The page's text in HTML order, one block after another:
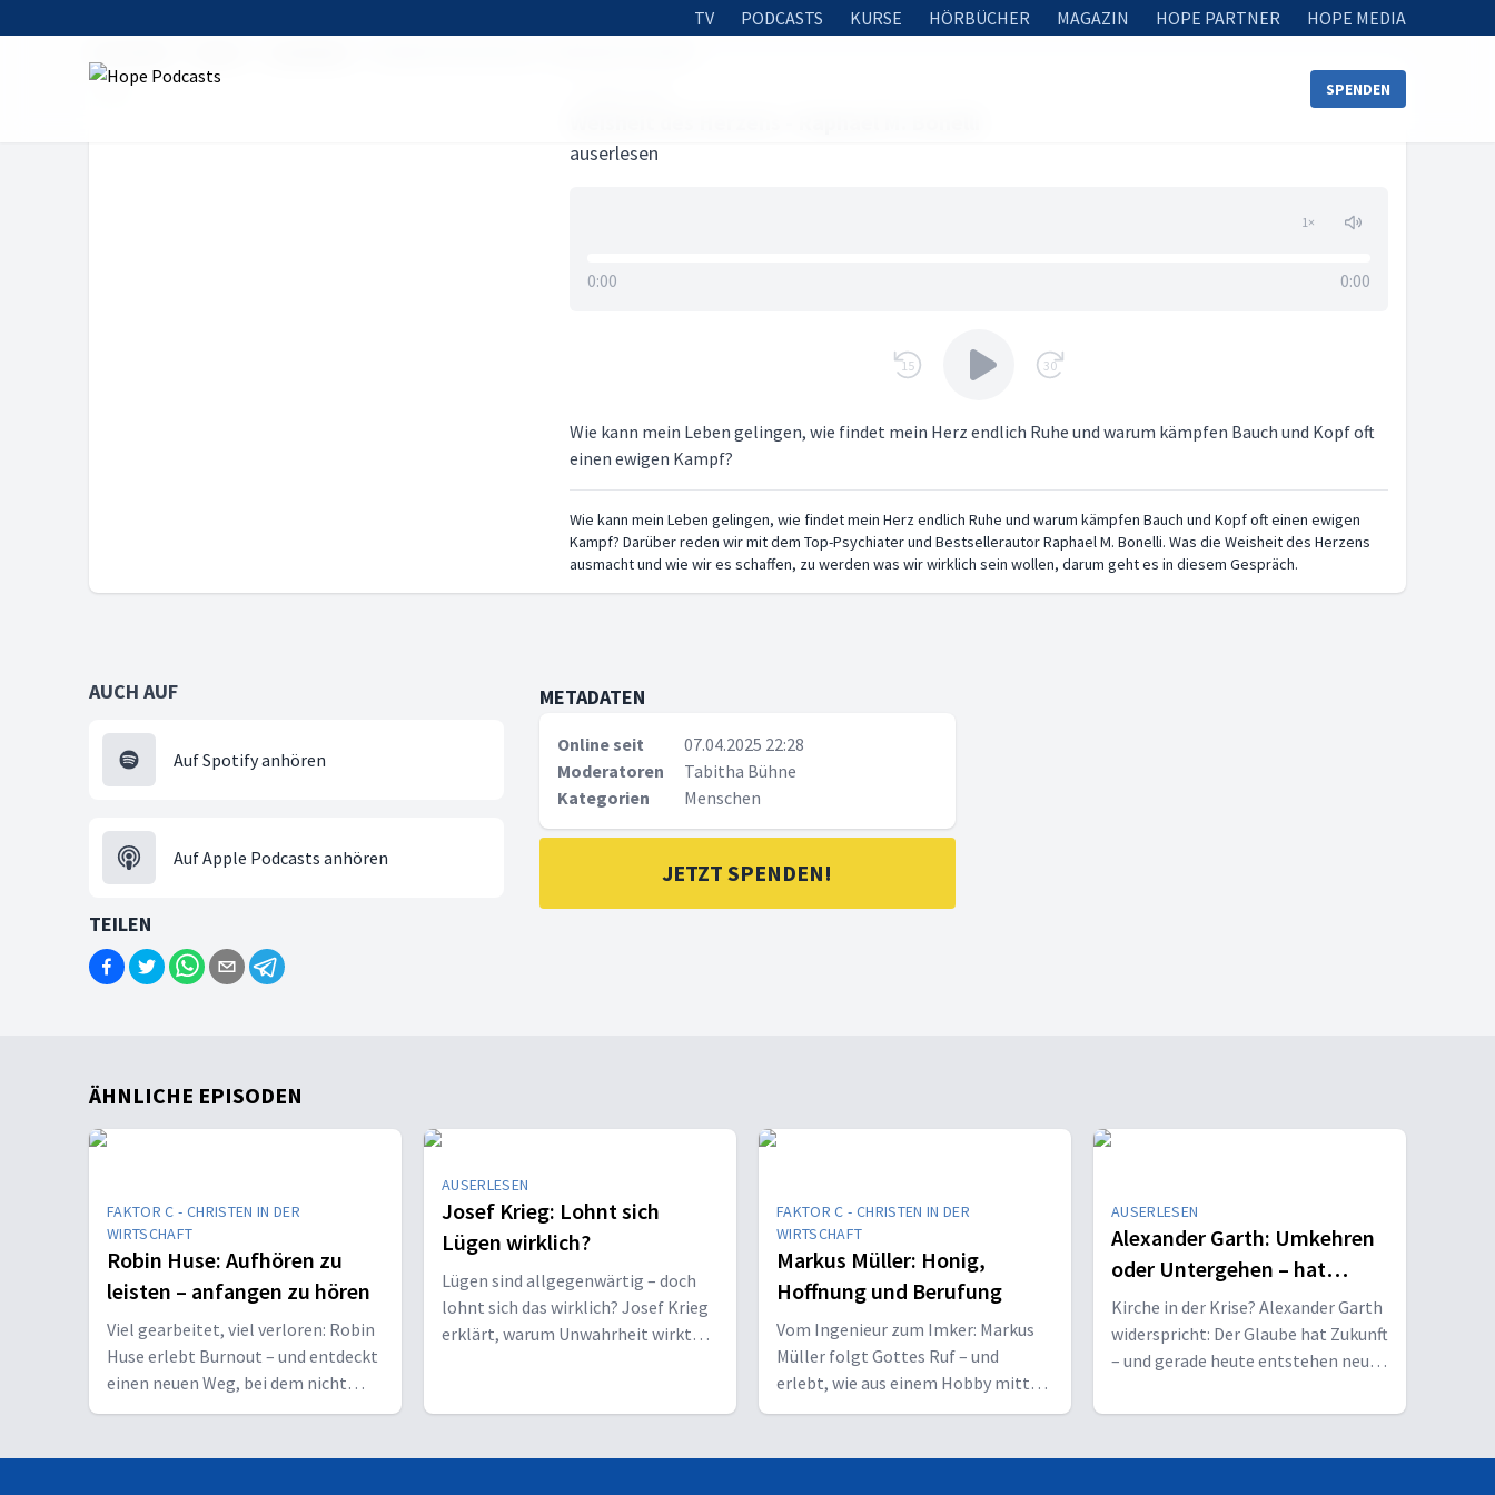
TV PODCASTS KURSE HÖRBÜCHER MAGAZIN HOPE PARTNER HOPE MEDIA
SPENDEN
auserlesen
1×
0:00 0:00
15 30
Wie kann mein Leben gelingen, wie findet mein Herz endlich Ruhe und warum kämpfen Bauch und Kopf oft
einen ewigen Kampf?
Wie kann mein Leben gelingen, wie findet mein Herz endlich Ruhe und warum kämpfen Bauch und Kopf oft einen ewigen
Kampf? Darüber reden wir mit dem Top-Psychiater und Bestsellerautor Raphael M. Bonelli. Was die Weisheit des Herzens
ausmacht und wie wir es schaffen, zu werden was wir wirklich sein wollen, darum geht es in diesem Gespräch.
AUCH AUF
Auf Spotify anhören
Auf Apple Podcasts anhören
METADATEN
Online seit
07.04.2025 22:28
Moderatoren
Tabitha Bühne
Kategorien
Menschen
JETZT SPENDEN!
TEILEN
ÄHNLICHE EPISODEN
FAKTOR C - CHRISTEN IN DER
WIRTSCHAFT
Robin Huse: Aufhören zu
leisten – anfangen zu hören
Viel gearbeitet, viel verloren: Robin
Huse erlebt Burnout – und entdeckt
einen neuen Weg, bei dem nicht
Leistung, sondern Gottes Wille
AUSERLESEN
Josef Krieg: Lohnt sich
Lügen wirklich?
Lügen sind allgegenwärtig – doch
lohnt sich das wirklich? Josef Krieg
erklärt, warum Unwahrheit wirkt
FAKTOR C - CHRISTEN IN DER
WIRTSCHAFT
Markus Müller: Honig,
Hoffnung und Berufung
Vom Ingenieur zum Imker: Markus
Müller folgt Gottes Ruf – und
erlebt, wie aus einem Hobby mitten
in der Krise ein neuer Lebensweg
AUSERLESEN
Alexander Garth: Umkehren
oder Untergehen – hat
Kirche noch Zukunft?
Kirche in der Krise? Alexander Garth
widerspricht: Der Glaube hat Zukunft
– und gerade heute entstehen neue